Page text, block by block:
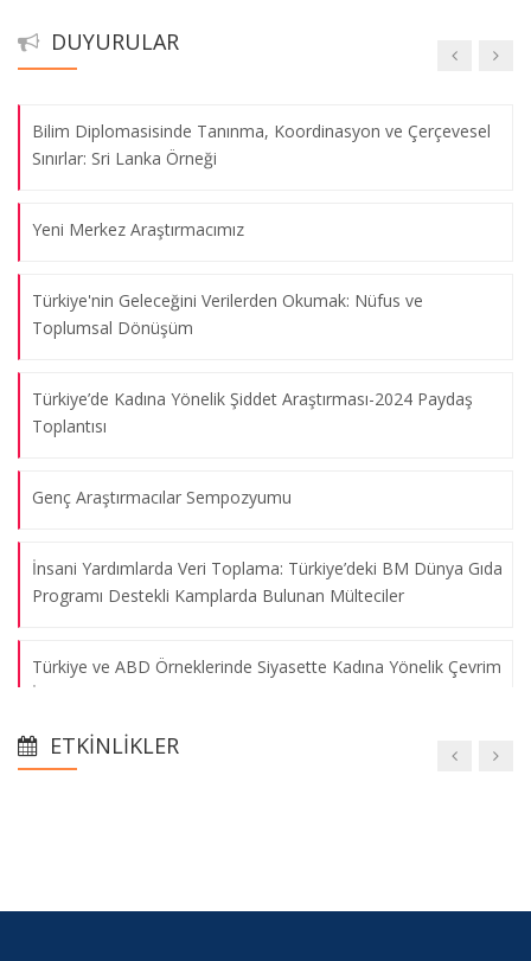
DUYURULAR
Yalıtılmış Direnç: Uluslararası Yaptırımlar Altında Bağdat’ın
Bilim Diplomasisinde Tanınma, Koordinasyon ve Çerçevesel
Sınırlar: Sri Lanka Örneği
Yeni Merkez Araştırmacımız
Türkiye'nin Geleceğini Verilerden Okumak: Nüfus ve
Toplumsal Dönüşüm
Türkiye’de Kadına Yönelik Şiddet Araştırması-2024 Paydaş
Toplantısı
Genç Araştırmacılar Sempozyumu
İnsani Yardımlarda Veri Toplama: Türkiye’deki BM Dünya Gıda
Programı Destekli Kamplarda Bulunan Mülteciler
Türkiye ve ABD Örneklerinde Siyasette Kadına Yönelik Çevrim
İçi Şiddet
Yüzyıllık Süreçte Türkiye’nin Göç Politikaları ve Belediyelerin
ETKINLIKLER